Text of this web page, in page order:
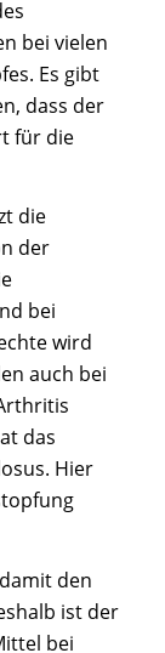
bei vielen
Es gibt
dass der
für die
die
der
bei
wird
auch bei
das
Hier
den
ist der
bei